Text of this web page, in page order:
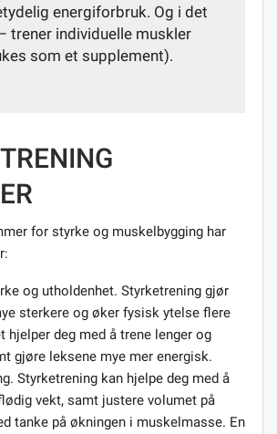
energiforbruk. Og i det
trener individuelle muskler
som et supplement).
for styrke og muskelbygging har
og utholdenhet. Styrketrening gjør
sterkere og øker fysisk ytelse flere
hjelper deg med å trene lenger og
gjøre leksene mye mer energisk.
Styrketrening kan hjelpe deg med å
vekt, samt justere volumet på
tanke på økningen i muskelmasse. En